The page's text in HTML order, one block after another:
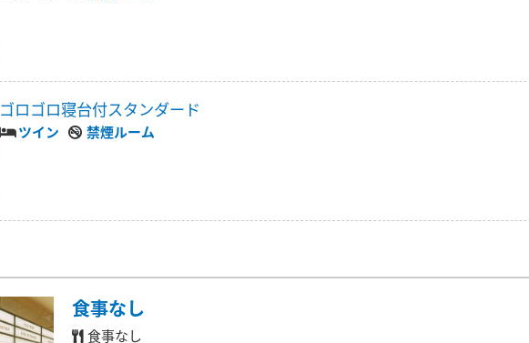
ゴロゴロ寝台付スタンダード
ツイン 禁煙ルーム
食事なし
食事なし